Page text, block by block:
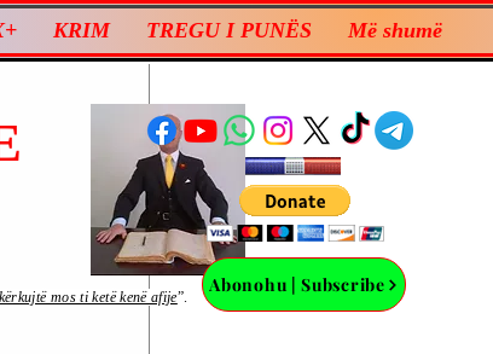
KRIM TREGU I PUNËS Më shumë
Abonohu | Subscribe
mos ti ketë kenë afije”.